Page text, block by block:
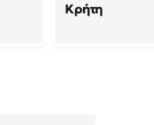
Κρήτη